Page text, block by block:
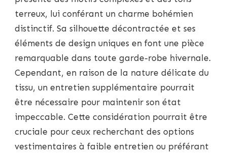
terreux, lui conférant un charme bohémien
distinctif. Sa silhouette décontractée et ses
éléments de design uniques en font une pièce
remarquable dans toute garde-robe hivernale.
Cependant, en raison de la nature délicate du
tissu, un entretien supplémentaire pourrait
être nécessaire pour maintenir son état
impeccable. Cette considération pourrait être
cruciale pour ceux recherchant des options
vestimentaires à faible entretien ou préférant